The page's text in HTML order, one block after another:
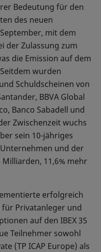
Bedeutung für den
des neuen
mit dem
der Zulassung zum
die Emission auf dem
wurden
Schuldscheinen von
BBVA Global
Banco Sabadell und
Zwischenzeit wuchs
sein 10-jähriges
und der
Milliarden, 11,6% mehr
erfolgreich
Privatanleger und
auf den IBEX 35
Teilnehmer sowohl
(TP ICAP Europe) als